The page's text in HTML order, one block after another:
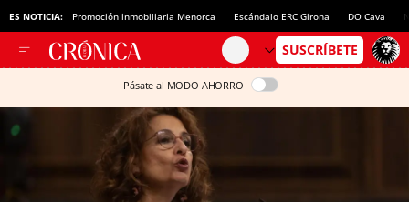
ES NOTICIA: Promoción inmobiliaria Menorca Escándalo ERC Girona DO Cava
Pásate al MODO AHORRO